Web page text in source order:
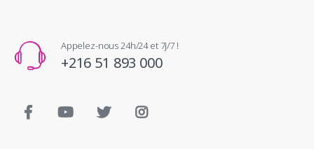
Appelez-nous 24h/24 et 7j/7 !
+216 51 893 000